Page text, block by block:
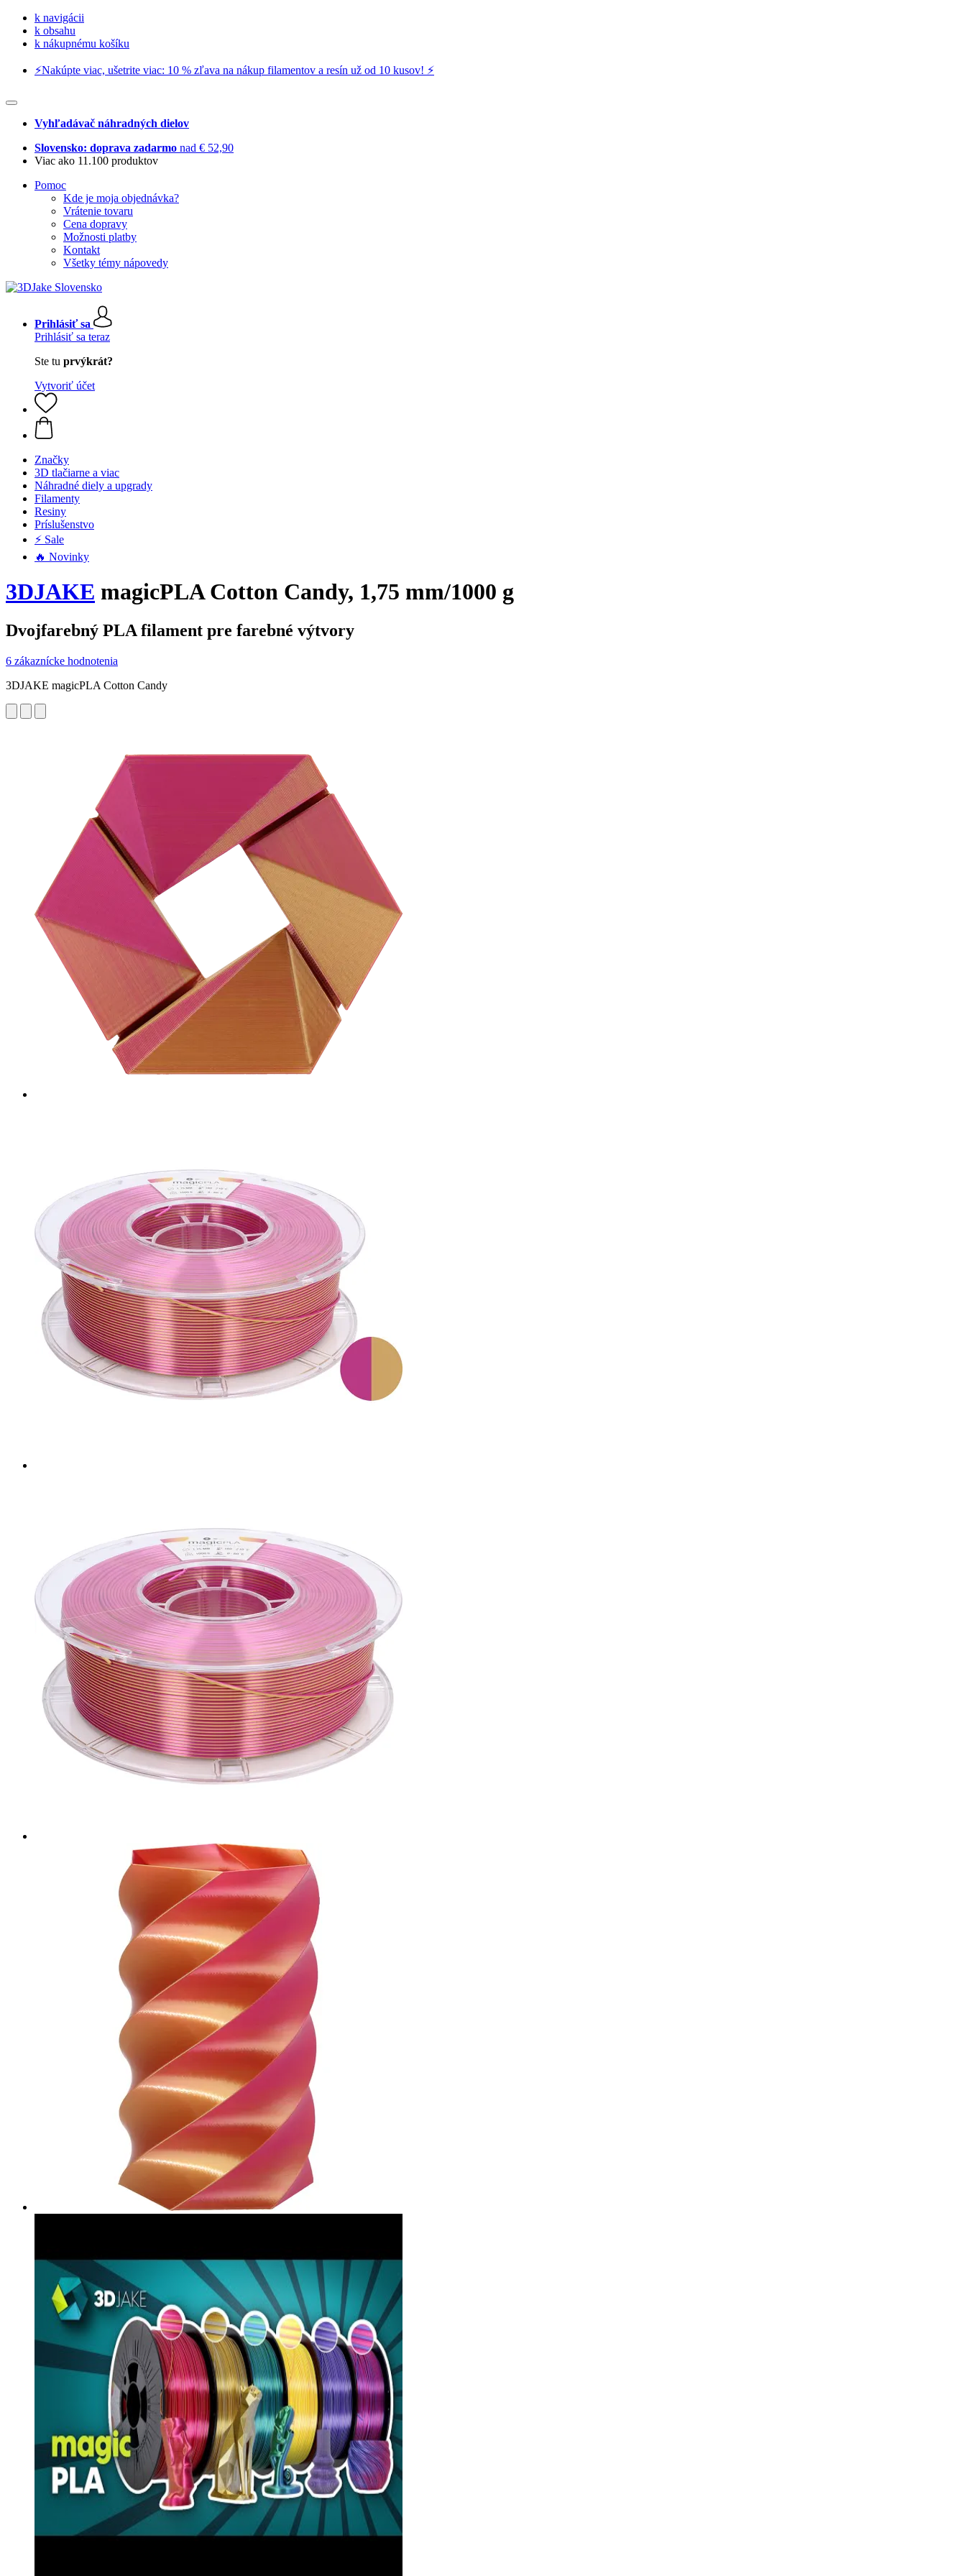
k navigácii
k obsahu
k nákupnému košíku
⚡️Nakúpte viac, ušetrite viac: 10 % zľava na nákup filamentov a resín už od 10 kusov! ⚡️
Vyhľadávač náhradných dielov
Slovensko: doprava zadarmo nad € 52,90
Viac ako 11.100 produktov
Pomoc
Kde je moja objednávka?
Vrátenie tovaru
Cena dopravy
Možnosti platby
Kontakt
Všetky témy nápovedy
Prihlásiť sa
Prihlásiť sa teraz
Ste tu prvýkrát?
Vytvoriť účet
Značky
3D tlačiarne a viac
Náhradné diely a upgrady
Filamenty
Resiny
Príslušenstvo
⚡ Sale
🔥 Novinky
3DJAKE magicPLA Cotton Candy, 1,75 mm/1000 g
Dvojfarebný PLA filament pre farebné výtvory
6 zákaznícke hodnotenia
3DJAKE magicPLA Cotton Candy